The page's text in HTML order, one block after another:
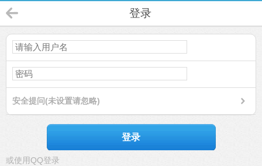
登录
安全提问(未设置请忽略)
登录
或使用QQ登录